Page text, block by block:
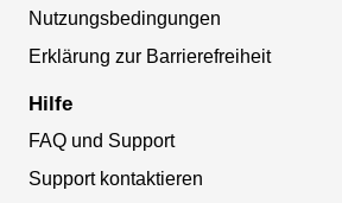
Nutzungsbedingungen
Erklärung zur Barrierefreiheit
Hilfe
FAQ und Support
Support kontaktieren